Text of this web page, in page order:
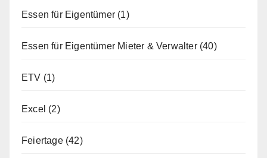
Essen für Eigentümer (1)
Essen für Eigentümer Mieter & Verwalter(40)
ETV (1)
Excel (2)
Feiertage(42)